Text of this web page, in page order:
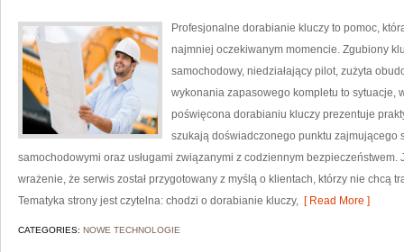
Profesjonalne dorabianie kluczy to pomoc,
najmniej oczekiwanym momencie. Zgubiony
samochodowy, niedziałający pilot, zużyta
wykonania zapasowego kompletu to sytuacje,
poświęcona dorabianiu kluczy prezentuje
szukają doświadczonego punktu zajmującego
samochodowymi oraz usługami związanymi z codziennym
wrażenie, że serwis został przygotowany z myślą o klientach, którzy nie chcą
Tematyka strony jest czytelna: chodzi o dorabianie kluczy, [ Read More ]
CATEGORIES: NOWE TECHNOLOGIE